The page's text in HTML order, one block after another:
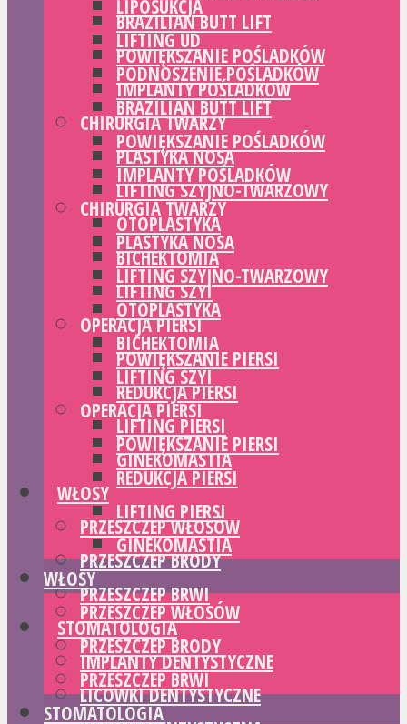
BRAZILIAN BUTT LIFT
POWIĘKSZANIE POŚLADKÓW
IMPLANTY POŚLADKÓW
CHIRURGIA TWARZY
PLASTYKA NOSA
LIFTING SZYJNO-TWARZOWY
OTOPLASTYKA
BICHEKTOMIA
LIFTING SZYI
OPERACJA PIERSI
POWIĘKSZANIE PIERSI
REDUKCJA PIERSI
LIFTING PIERSI
GINEKOMASTIA
WŁOSY
PRZESZCZEP WŁOSÓW
PRZESZCZEP BRODY
PRZESZCZEP BRWI
STOMATOLOGIA
IMPLANTY DENTYSTYCZNE
LICÓWKI DENTYSTYCZNE
LIPOSUKCJA
LIFTING UD
PODNOSZENIE POŚLADKÓW
BRAZILIAN BUTT LIFT
POWIĘKSZANIE POŚLADKÓW
IMPLANTY POŚLADKÓW
CHIRURGIA TWARZY
PLASTYKA NOSA
LIFTING SZYJNO-TWARZOWY
OTOPLASTYKA
BICHEKTOMIA
LIFTING SZYI
OPERACJA PIERSI
POWIĘKSZANIE PIERSI
REDUKCJA PIERSI
LIFTING PIERSI
GINEKOMASTIA
WŁOSY
PRZESZCZEP WŁOSÓW
PRZESZCZEP BRODY
PRZESZCZEP BRWI
STOMATOLOGIA